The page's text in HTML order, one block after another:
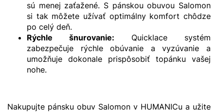
sú menej zaťažené. S pánskou obuvou Salomon
si tak môžete užívať optimálny komfort chôdze
po celý deň.
Rýchle šnurovanie: Quicklace systém
zabezpečuje rýchle obúvanie a vyzúvanie a
umožňuje dokonale prispôsobiť topánku vašej
nohe.
Nakupujte pánsku obuv Salomon v HUMANICu a užite